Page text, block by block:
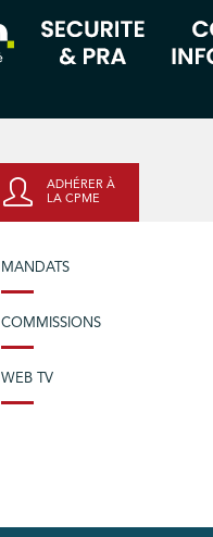
ADHÉRER À
LA CPME
MANDATS
COMMISSIONS
WEB TV